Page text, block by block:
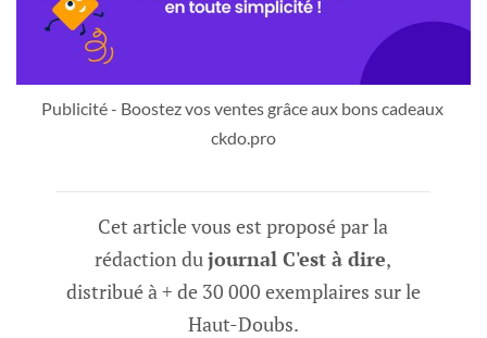
Publicité - Boostez vos ventes grâce aux bons cadeaux
ckdo.pro
Cet article vous est proposé par la
rédaction dujournal C'est à dire,
distribué à + de 30 000 exemplaires sur le
Haut-Doubs.